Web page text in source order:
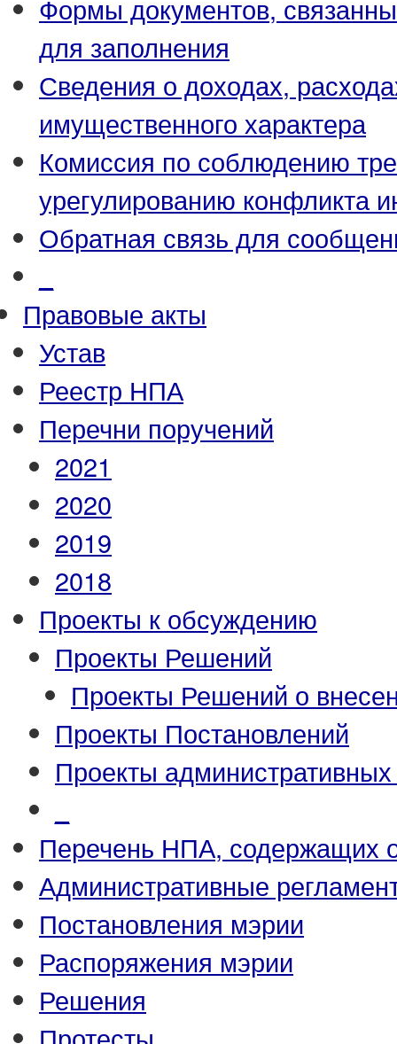
Формы документов,
для заполнения
Сведения о доходах,
имущественного характера
Комиссия по соблюдению
урегулированию конфликта
Обратная связь для
Правовые акты
Устав
Реестр НПА
Перечни поручений
2021
2020
2019
2018
Проекты к обсуждению
Проекты Решений
Проекты Решений о
Проекты Постановлений
Проекты
Перечень НПА, содержащих
Административные
Постановления мэрии
Распоряжения мэрии
Решения